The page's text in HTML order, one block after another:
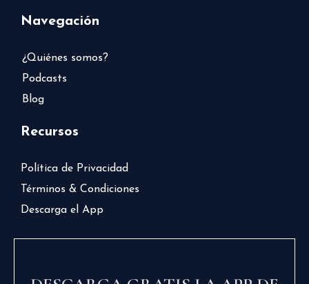
Navegación
¿Quiénes somos?
Podcasts
Blog
Recursos
Política de Privacidad
Términos & Condiciones
Descarga el App